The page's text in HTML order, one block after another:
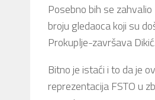
Posebno bih se
broju gledaoca koji su
Prokuplje-završava Dikić.
Bitno je istaći i to da je
reprezentacija FSTO u